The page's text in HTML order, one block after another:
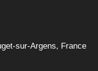
sur-Argens, France